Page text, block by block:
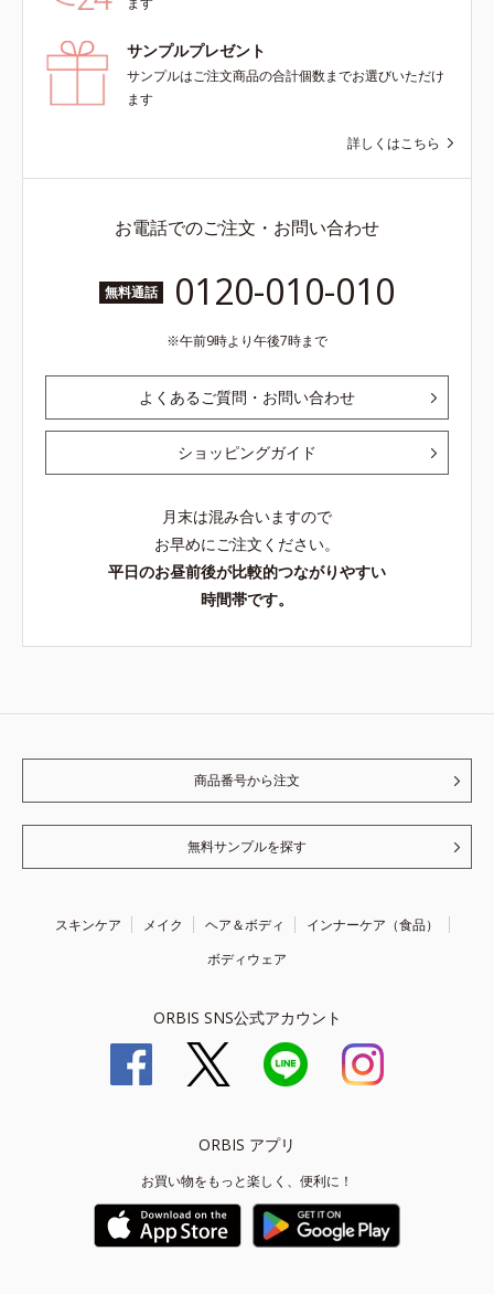
サンプルプレゼント
サンプルはご注文商品の合計個数までお選びいただけ
ます
詳しくはこちら
お電話でのご注文・お問い合わせ
無料通話 0120-010-010
午前9時より午後7時まで
よくあるご質問・お問い合わせ
ショッピングガイド
月末は混み合いますので
お早めにご注文ください。
平日のお昼前後が比較的つながりやすい
時間帯です。
商品番号から注文
無料サンプルを探す
スキンケア メイク ヘア＆ボディ
インナーケア（食品）
ボディウェア
ORBIS SNS公式アカウント
ORBIS アプリ
お買い物をもっと楽しく、便利に！